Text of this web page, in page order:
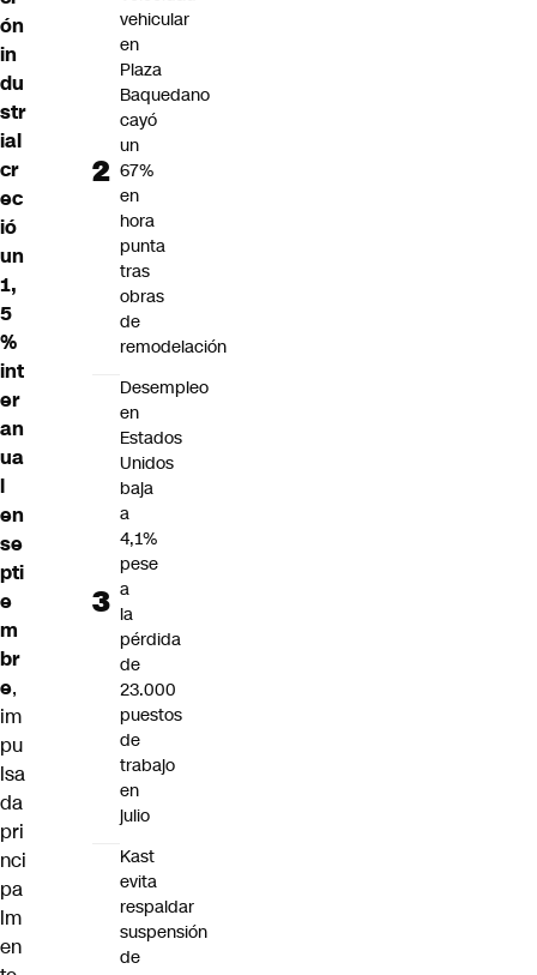
ón
in
du
str
ial
cr
ec
ió
un
1,
5
%
int
er
an
ua
l
en
se
pti
e
m
br
e,
im
pu
lsa
da
pri
nci
pa
lm
en
vehicular
en
Plaza
Baquedano
cayó
un
67%
en
hora
punta
tras
obras
de
remodelación
Desempleo
en
Estados
Unidos
baja
a
4,1%
pese
a
la
pérdida
de
23.000
puestos
de
trabajo
en
julio
Kast
evita
respaldar
suspensión
de